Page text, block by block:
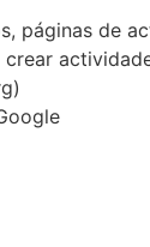
páginas de
crear